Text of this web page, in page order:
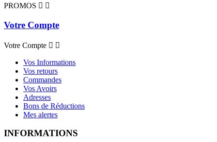
PROMOS  
Votre Compte
Votre Compte  
Vos Informations
Vos retours
Commandes
Vos Avoirs
Adresses
Bons de Réductions
Mes alertes
INFORMATIONS